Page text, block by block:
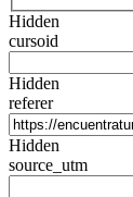
Hidden
cursoid
Hidden
referer
Hidden
source_utm